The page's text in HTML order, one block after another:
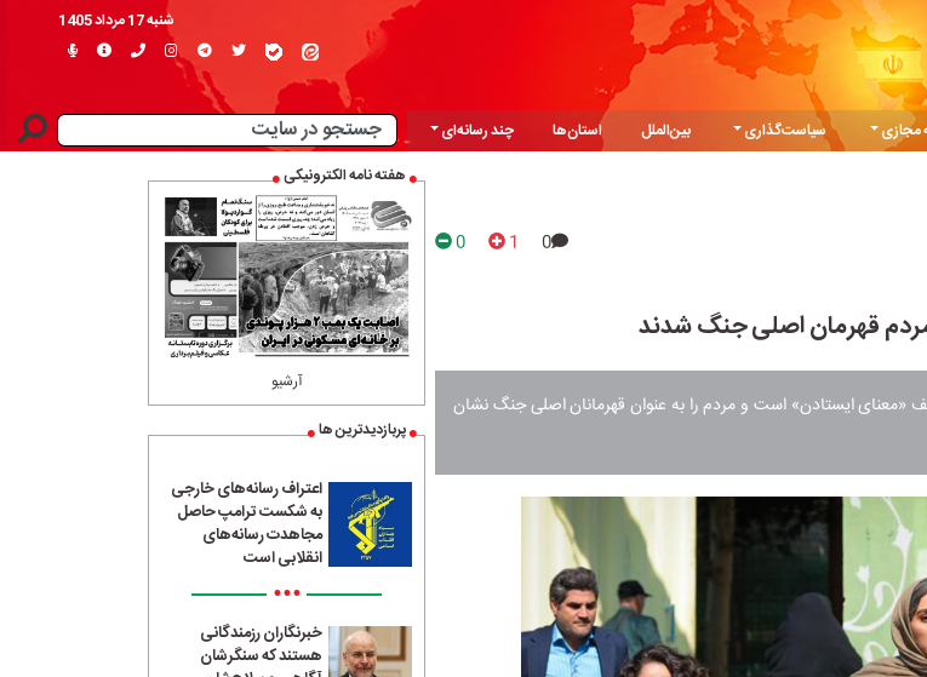
شنبه 17 مرداد 1405
مجازی سیاست‌گذاری بین‌الملل استان‌ها
چند رسانه‌ای
0
1
0
قهرمان اصلی جنگ شدند
«معنای ایستادن» است و مردم را به عنوان قهرمانان اصلی جنگ نشان
هفته نامه الکترونیکی
آرشیو
پربازدیدترین ها
اعتراف رسانه‌های خارجی
به شکست ترامپ حاصل
مجاهدت رسانه‌های
انقلابی است
•••
خبرنگاران رزمندگانی
هستند که سنگرشان